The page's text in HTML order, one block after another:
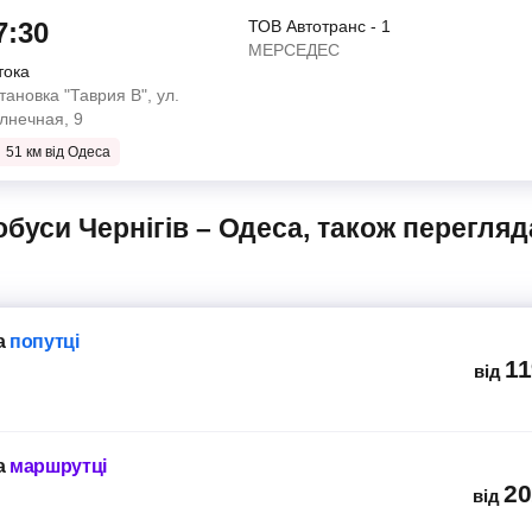
Ветров"
проспект Науки, 1/2,
(автобусна
Берестейский
"Таврия В", ул.
9
51 км від Одеса
ТОВ Автотранс - 1
МЕРСЕДЕС
МЕРСЕДЕС
попутці
від
маршрутці
від